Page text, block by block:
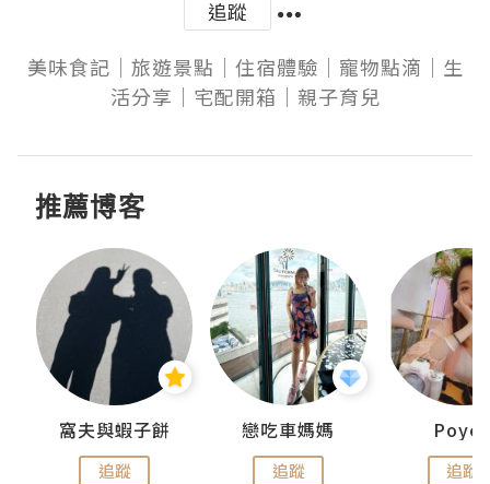
追蹤
美味食記｜旅遊景點｜住宿體驗｜寵物點滴｜生
活分享｜宅配開箱｜親子育兒
推薦博客
窩夫與蝦子餅
追蹤
戀吃車媽媽
追蹤 追蹤